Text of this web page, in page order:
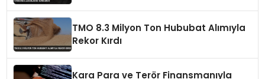
TMO 8.3 Milyon Ton Hububat Alımıyla
Rekor Kırdı
Kara Para ve Terör Finansmanıyla